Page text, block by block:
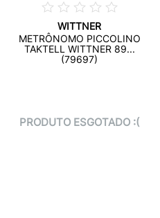
WITTNER
METRÔNOMO PICCOLINO
TAKTELL WITTNER 89...
(79697)
PRODUTO ESGOTADO :(